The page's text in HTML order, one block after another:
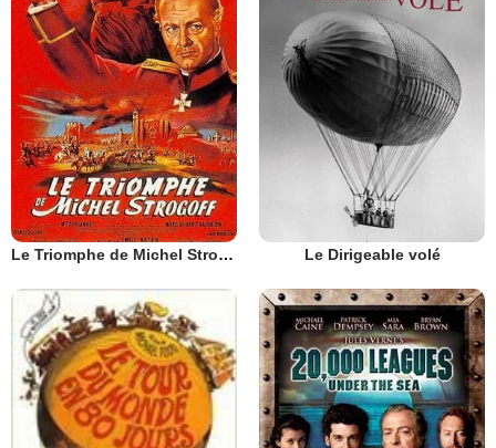
Le Triomphe de Michel Strogoff Le Dirigeable volé